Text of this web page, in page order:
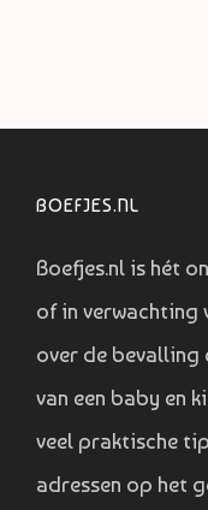
BOEFJES.NL
Boefjes.nl is hét
of in verwachting
over de bevalling
van een baby en
veel praktische
adressen op het